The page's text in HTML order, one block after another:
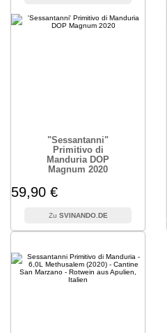
"Sessantanni"
Primitivo di
Manduria DOP
Magnum 2020
59,90 €
SVINANDO.DE